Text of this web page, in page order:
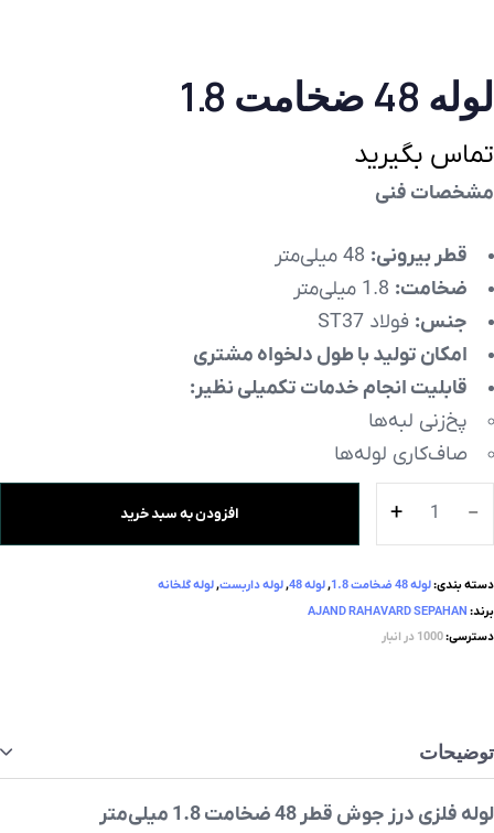
لوله 48 ضخامت 1.8
تماس بگیرید
مشخصات فنی
قطر بیرونی:
ضخامت:
جنس: فولاد ST37
امکان تولید با طول دلخواه مشتری
قابلیت انجام خدمات تکمیلی نظیر:
پخ‌زنی لبه‌ها
صاف‌کاری لوله‌ها
افزودن به سبد خرید
دسته بندی:لوله 48 ضخامت 1.8 ,لوله 48 ,لوله داربست,لوله گلخانه
برند: AJAND RAHAVARD SEPAHAN
دسترسی:1000 در انبار
توضیحات
لوله فلزی درز جوش قطر 48 ضخامت 1.8 میلی‌متر